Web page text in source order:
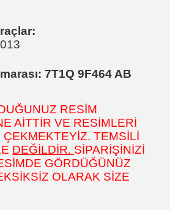
7T1Q 9F464 AB
RESİM
AİTTİR VE RESİMLERİ
TEMSİLİ
DEĞİLDİR. SİPARİŞİNİZİ
GÖRDÜĞÜNÜZ
OLARAK SİZE